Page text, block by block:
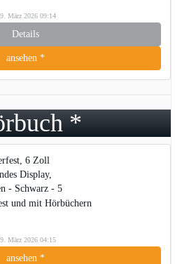
März 2026 09:14
Details
ansehen *
*
und mit Hörbüchern
März 2026 04:15
ansehen *